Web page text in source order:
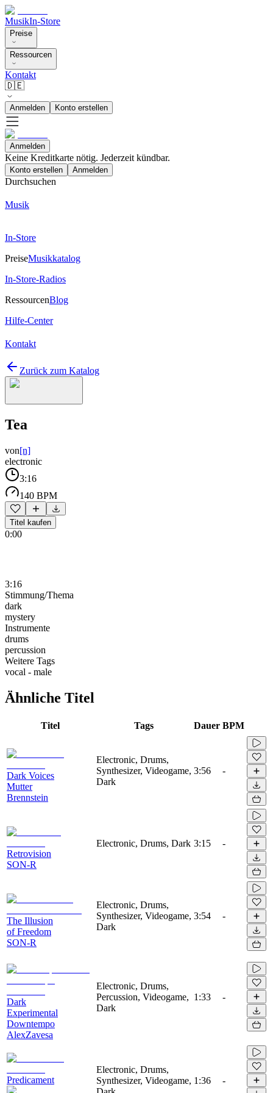
MusikIn-Store
Preise
Ressourcen
Kontakt
🇩🇪
Anmelden Konto erstellen
Anmelden
Keine Kreditkarte nötig. Jederzeit kündbar.
Konto erstellen Anmelden
Durchsuchen
Musik
In-Store
PreiseMusikkatalog
In-Store-Radios
RessourcenBlog
Hilfe-Center
Kontakt
Zurück zum Katalog
Tea
von[n]
electronic
3:16
140 BPM
Titel kaufen
0:00
3:16
Stimmung/Thema
dark
mystery
Instrumente
drums
percussion
Weitere Tags
vocal - male
Ähnliche Titel
Titel Tags Dauer BPM
Dark Voices
Mutter
Brennstein
Electronic, Drums,
Synthesizer, Videogame,
Dark
3:56 -
Retrovision
SON-R
Electronic, Drums, Dark 3:15 -
The Illusion
of Freedom
SON-R
Electronic, Drums,
Synthesizer, Videogame,
Dark
3:54 -
Dark
Experimental
Downtempo
AlexZavesa
Electronic, Drums,
Percussion, Videogame,
Dark
1:33 -
Predicament
Electronic, Drums,
Synthesizer, Videogame, 1:36 -